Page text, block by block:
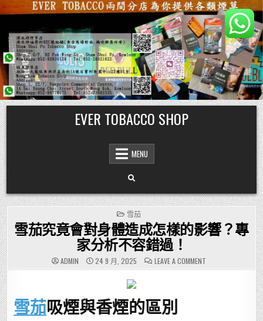
Skip
to
content
EVER TOBACCO SHOP
MENU
POSTED
IN
雪茄
雪茄究竟會對身體造成怎樣的影響？專
家分析不容錯過！
ADMIN 24 9 月, 2025 LEAVE A COMMENTON
雪
雪茄吸煙與香煙的區別